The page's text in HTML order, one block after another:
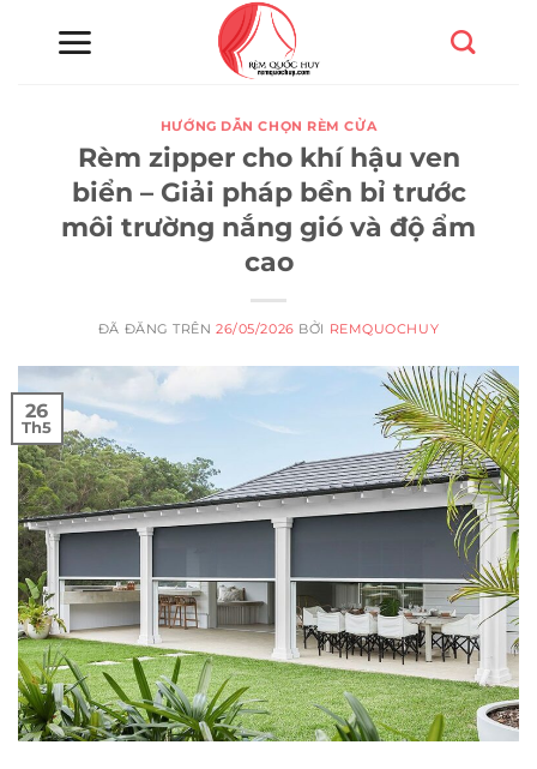
HƯỚNG DẪN CHỌN RÈM CỬA
Rèm zipper cho khí hậu ven
biển – Giải pháp bền bỉ trước
môi trường nắng gió và độ ẩm
cao
ĐÃ ĐĂNG TRÊN26/05/2026 BỞI REMQUOCHUY
26
Th5